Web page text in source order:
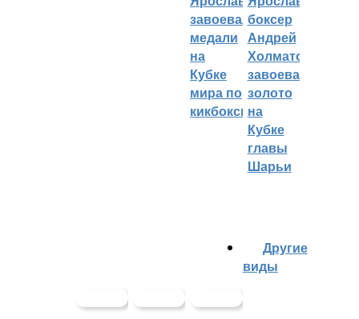
завоевали
медали
на
Кубке
мира по
кикбоксингу
боксер
Андрей
Холматов
завоевал
золото
на
Кубке
главы
Шарьи
Другие
виды